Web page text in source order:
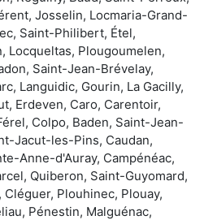
Josselin, Locmaria-Grand-
Saint-Philibert, Étel,
Locqueltas, Plougoumelen,
Saint-Jean-Brévelay,
Languidic, Gourin, La Gacilly,
Erdeven, Caro, Carentoir,
Colpo, Baden, Saint-Jean-
Jacut-les-Pins, Caudan,
Anne-d'Auray, Campénéac,
Quiberon, Saint-Guyomard,
Plouhinec, Plouay,
Pénestin, Malguénac,